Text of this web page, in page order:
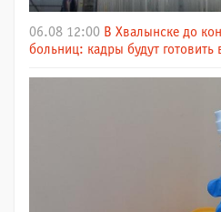
06.08 12:00 В Хвалынске до
больниц: кадры будут готовить